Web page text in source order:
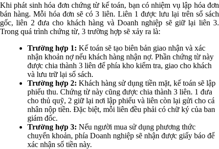
Khi phát sinh hóa đơn chứng từ kế toán, bạn có nhiệm vụ lập hóa đơn
bán hàng. Mỗi hóa đơn sẽ có 3 liên. Liên 1 được lưu lại trên sổ sách
gốc, liên 2 đưa cho khách hàng và Doanh nghiệp sẽ giữ lại liên 3.
Trong quá trình chứng từ, 3 trường hợp sẽ xảy ra là:
Trường hợp 1: Kế toán sẽ tạo biên bản giao nhận và xác
nhận khoản nợ nếu khách hàng nhận nợ. Phần chứng từ này
được chia thành 3 liên để phía kho kiểm tra, giao cho khách
và lưu trữ lại sổ sách.
Trường hợp 2: Khách hàng sử dụng tiền mặt, kế toán sẽ lập
phiếu thu. Chứng từ này cũng được chia thành 3 liên. 1 đưa
cho thủ quỹ, 2 giữ lại nơi lập phiếu và liên còn lại gửi cho cá
nhân nộp tiền. Đặc biệt, mỗi liên đều phải có chữ ký của ban
giám đốc.
Trường hợp 3: Nếu người mua sử dụng phương thức
chuyển khoản, phía Doanh nghiệp sẽ nhận được giấy báo để
xác nhận số tiền này.